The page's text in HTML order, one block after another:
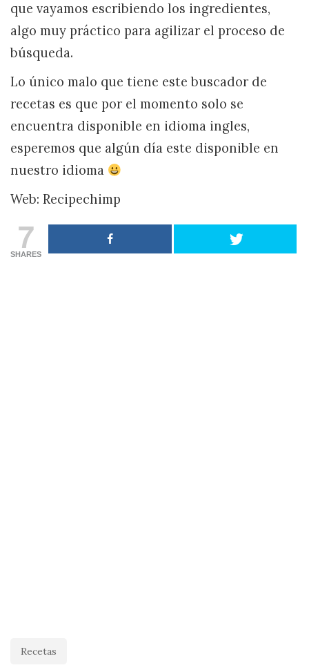
que vayamos escribiendo los ingredientes,
algo muy práctico para agilizar el proceso de
búsqueda.
Lo único malo que tiene este buscador de
recetas es que por el momento solo se
encuentra disponible en idioma ingles,
esperemos que algún día este disponible en
nuestro idioma
Web: Recipechimp
7
SHARES
Recetas